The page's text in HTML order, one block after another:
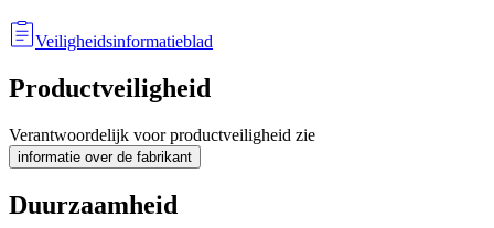
Veiligheidsinformatieblad
Productveiligheid
Verantwoordelijk voor productveiligheid zie
informatie over de fabrikant
Duurzaamheid